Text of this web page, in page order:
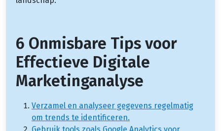
6 Onmisbare Tips voor
Effectieve Digitale
Marketinganalyse
Verzamel en analyseer gegevens regelmatig
om trends te identificeren.
Gebruik tools zoals Google Analytics voor